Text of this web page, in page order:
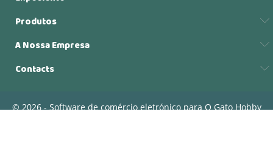
Produtos
A Nossa Empresa
Contacts
© 2026 - Software de comércio eletrónico para O Gato Hobby